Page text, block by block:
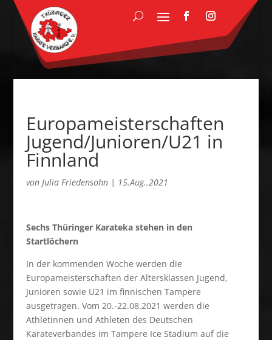
Europameisterschaften
Jugend/Junioren/U21 in
Finnland
von Julia Friedensohn| 15.Aug..2021
Sechs Thüringer Karateka stehen in den
Startlöchern
In der kommenden Woche werden die
Europameisterschaften der Altersklassen Jugend,
Junioren sowie U21 im finnischen Tampere
ausgetragen. Vom 20.-22.08.2021 werden die
Athletinnen und Athleten des Deutschen
Karateverbandes im Tampere Ice Stadium auf die